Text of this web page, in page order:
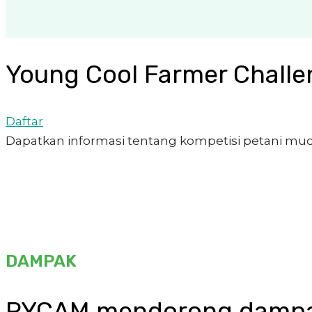
Young Cool Farmer
Daftar
Dapatkan informasi tentang kompetisi petani
DAMPAK